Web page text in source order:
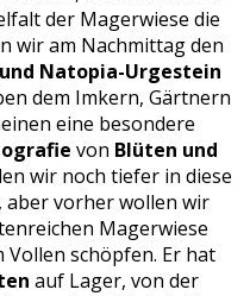
der Magerwiese die
wir am Nachmittag den
Natopia-Urgestein
dem Imkern, Gärtnern
eine besondere
von Blüten und
wir noch tiefer in diese
aber vorher wollen wir
Magerwiese
Vollen schöpfen. Er hat
auf Lager, von der